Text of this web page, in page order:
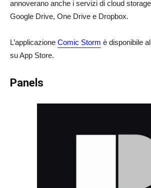
annoverano anche i servizi di cloud
Google Drive, One Drive e Dropbox.
L’applicazione Comic Storm è disponibile
su App Store.
Panels